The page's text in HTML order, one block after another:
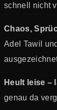
schnell nicht
Chaos,
Adel Tawil
Heult leise –
genau da